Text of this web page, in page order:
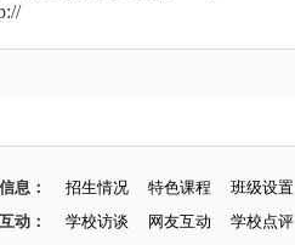
息： 招生情况 特色课程 班级设置
动： 学校访谈 网友互动 学校点评